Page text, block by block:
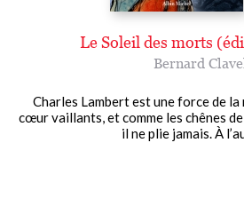
Le Soleil des morts
Bernard
Charles Lambert est une force de la
cœur vaillants, et comme les chênes
il ne plie jamais. À